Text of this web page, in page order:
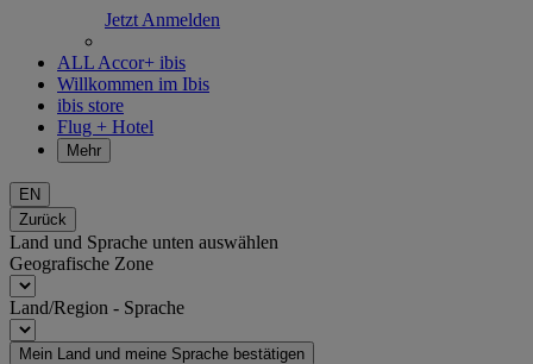
Jetzt Anmelden
ALL Accor+ ibis
Willkommen im Ibis
ibis store
Flug + Hotel
Mehr
EN
Zurück
Land und Sprache unten auswählen
Geografische Zone
Land/Region - Sprache
Mein Land und meine Sprache bestätigen